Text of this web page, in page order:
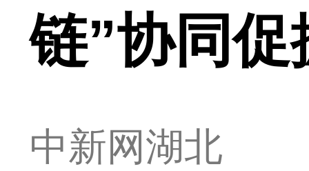
链”协同促
中新网湖北